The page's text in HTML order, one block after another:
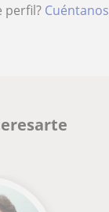
perfil? Cuéntanos